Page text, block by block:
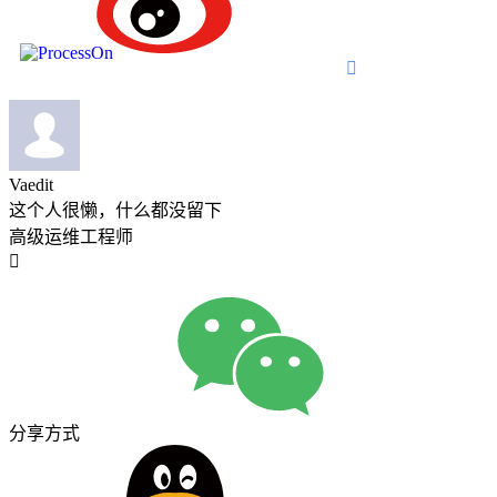

Vaedit
这个人很懒，什么都没留下
高级运维工程师

分享方式